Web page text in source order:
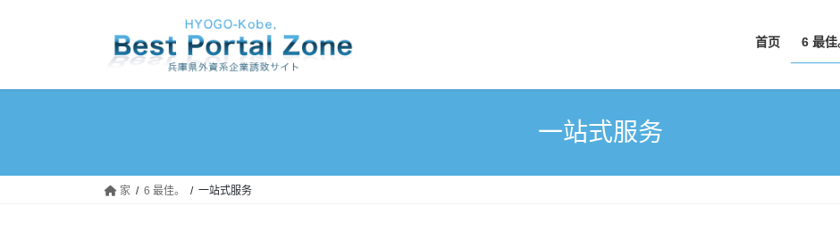
首页 6 最佳
一站式服务
家 6 最佳。 一站式服务